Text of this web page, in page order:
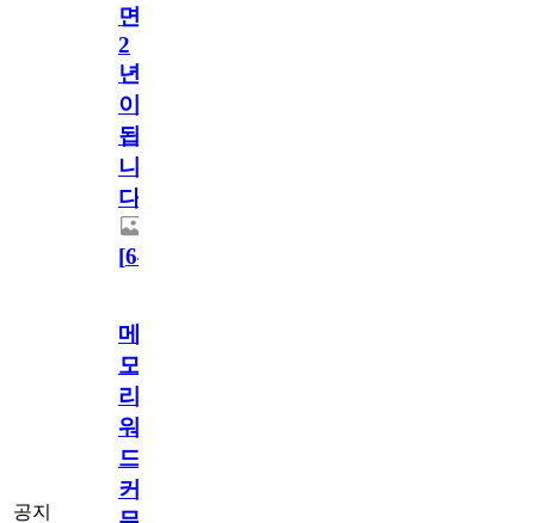
면
2
년
이
됩
니
다.
[64
공지
메
모
리
워
드
커